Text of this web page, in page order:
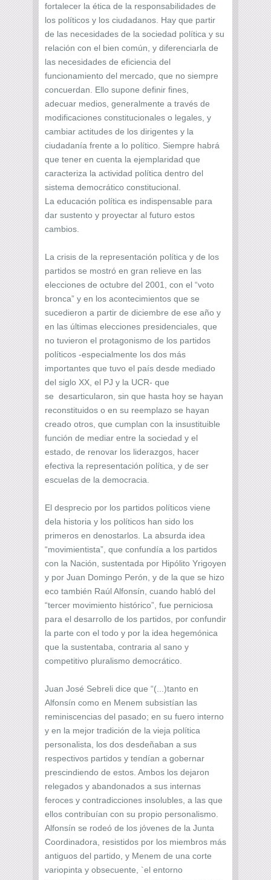
fortalecer la ética de la responsabilidades de
los políticos y los ciudadanos. Hay que partir
de las necesidades de la sociedad política y su
relación con el bien común, y diferenciarla de
las necesidades de eficiencia del
funcionamiento del mercado, que no siempre
concuerdan. Ello supone definir fines,
adecuar medios, generalmente a través de
modificaciones constitucionales o legales, y
cambiar actitudes de los dirigentes y la
ciudadanía frente a lo político. Siempre habrá
que tener en cuenta la ejemplaridad que
caracteriza la actividad política dentro del
sistema democrático constitucional.
La educación política es indispensable para
dar sustento y proyectar al futuro estos
cambios.
La crisis de la representación política y de los
partidos se mostró en gran relieve en las
elecciones de octubre del 2001, con el “voto
bronca” y en los acontecimientos que se
sucedieron a partir de diciembre de ese año y
en las últimas elecciones presidenciales, que
no tuvieron el protagonismo de los partidos
políticos -especialmente los dos más
importantes que tuvo el país desde mediado
del siglo XX, el PJ y la UCR- que
se desarticularon, sin que hasta hoy se hayan
reconstituidos o en su reemplazo se hayan
creado otros, que cumplan con la insustituible
función de mediar entre la sociedad y el
estado, de renovar los liderazgos, hacer
efectiva la representación política, y de ser
escuelas de la democracia.
El desprecio por los partidos políticos viene
dela historia y los políticos han sido los
primeros en denostarlos. La absurda idea
“movimientista”, que confundía a los partidos
con la Nación, sustentada por Hipólito Yrigoyen
y por Juan Domingo Perón, y de la que se hizo
eco también Raúl Alfonsín, cuando habló del
“tercer movimiento histórico”, fue perniciosa
para el desarrollo de los partidos, por confundir
la parte con el todo y por la idea hegemónica
que la sustentaba, contraria al sano y
competitivo pluralismo democrático.
Juan José Sebreli dice que “(...)tanto en
Alfonsín como en Menem subsistían las
reminiscencias del pasado; en su fuero interno
y en la mejor tradición de la vieja política
personalista, los dos desdeñaban a sus
respectivos partidos y tendían a gobernar
prescindiendo de estos. Ambos los dejaron
relegados y abandonados a sus internas
feroces y contradicciones insolubles, a las que
ellos contribuían con su propio personalismo.
Alfonsín se rodeó de los jóvenes de la Junta
Coordinadora, resistidos por los miembros más
antiguos del partido, y Menem de una corte
variopinta y obsecuente, `el entorno